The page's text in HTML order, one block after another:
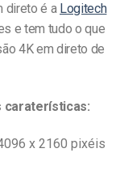
direto é a Logitech
e tem tudo o que
4K em direto de
caraterísticas:
x 2160 pixéis